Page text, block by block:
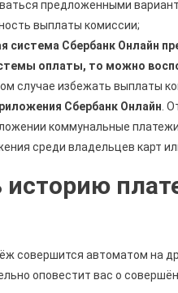
предложенными
выплаты комиссии;
система Сбербанк Онлайн
оплаты, то можно
случае избежать выплаты
Сбербанк Онлайн .
коммунальные
среди владельцев карт
историю
совершится автоматом на
оповестит вас о